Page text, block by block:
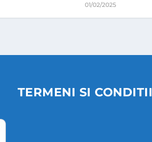
01/02/2025
TERMENI SI CONDITII